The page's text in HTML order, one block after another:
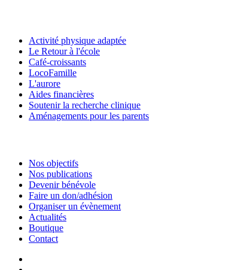
Activité physique adaptée
Le Retour à l'école
Café-croissants
LocoFamille
L'aurore
Aides financières
Soutenir la recherche clinique
Aménagements pour les parents
Nos objectifs
Nos publications
Devenir bénévole
Faire un don/adhésion
Organiser un évènement
Actualités
Boutique
Contact